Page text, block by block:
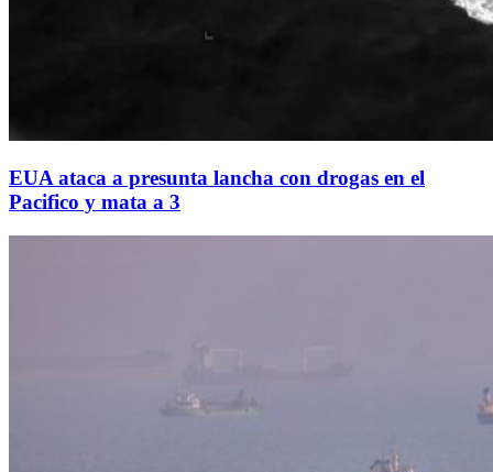
EUA ataca a presunta lancha con drogas en el
Pacifico y mata a 3